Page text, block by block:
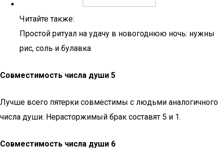
Читайте также:
Простой ритуал на удачу в новогоднюю ночь: нужны
рис, соль и булавка
Совместимость числа души 5
Лучше всего пятерки совместимы с людьми аналогичного
числа души. Нерасторжимый брак составят 5 и 1.
Совместимость числа души 6